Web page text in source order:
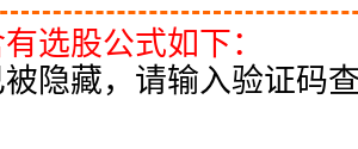
选股公式如下：
隐藏，请输入验证码